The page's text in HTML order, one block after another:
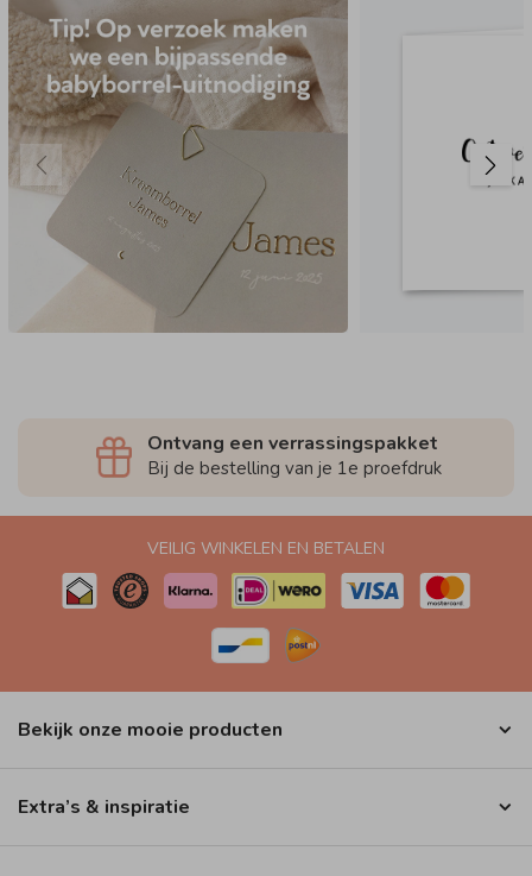
Ontvang een verrassingspakket
Bij de bestelling van je 1e proefdruk
VEILIG WINKELEN EN BETALEN
Bekijk onze mooie producten
Extra’s & inspiratie